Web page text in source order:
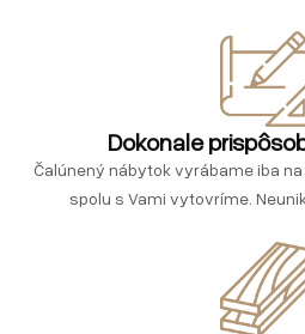
Dokonale
Čalúnený nábytok vyrábame iba
spolu s Vami vytovríme.